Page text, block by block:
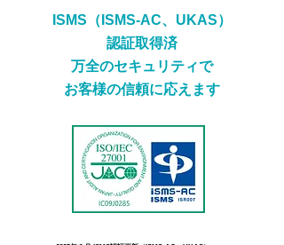
​ISMS（ISMS-AC、UKAS）
認証取得済
万全のセキュリティで
お客様の信頼に応えます